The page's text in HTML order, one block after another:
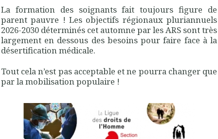
La formation des soignants fait toujours figure de
parent pauvre ! Les objectifs régionaux pluriannuels
2026-2030 déterminés cet automne par les ARS sont très
largement en dessous des besoins pour faire face à la
désertification médicale.
Tout cela n’est pas acceptable et ne pourra changer que
par la mobilisation populaire !